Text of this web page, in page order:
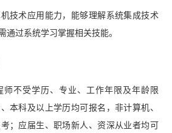
技术应用能力，能够理解系统集成技术
通过系统学习掌握相关技能。
师不受学历、专业、工作年限及年龄限
本科及以上学历均可报名，非计算机、
；应届生、职场新人、资深从业者均可